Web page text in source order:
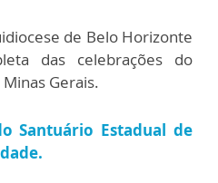
de Belo Horizonte
das celebrações do
Gerais.
Santuário Estadual de